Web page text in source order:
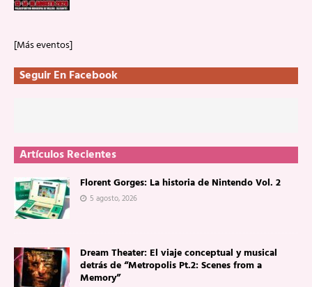
[Más eventos]
Seguir En Facebook
Artículos Recientes
Florent Gorges: La historia de Nintendo Vol. 2
5 agosto, 2026
Dream Theater: El viaje conceptual y musical
detrás de “Metropolis Pt.2: Scenes from a
Memory”